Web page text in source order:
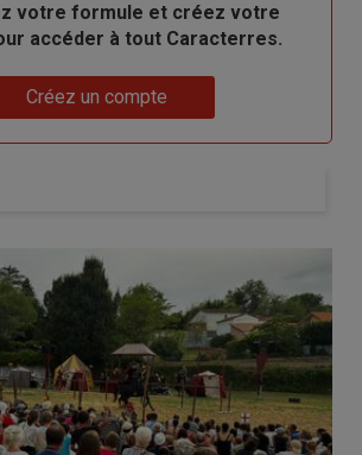
votre formule et créez votre
accéder à tout Caracterres.
Créez un compte